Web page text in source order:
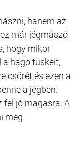
hanem az
már jégmászó
hogy mikor
a hágó tüskéit,
csőrét és ezen a
a jégben.
fel jó magasra. A
még